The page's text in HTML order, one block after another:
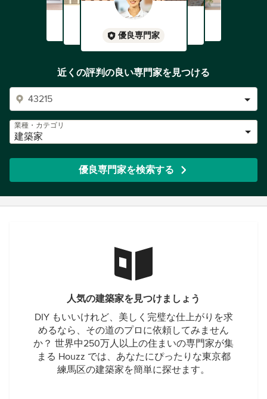
優良専門家
近くの評判の良い専門家を見つける
業種・カテゴリ
建築家
優良専門家を検索する
人気の建築家を見つけましょう
DIY もいいけれど、美しく完璧な仕上がりを求
めるなら、その道のプロに依頼してみません
か？ 世界中250万人以上の住まいの専門家が集
まる Houzz では、あなたにぴったりな東京都
練馬区の建築家を簡単に探せます。